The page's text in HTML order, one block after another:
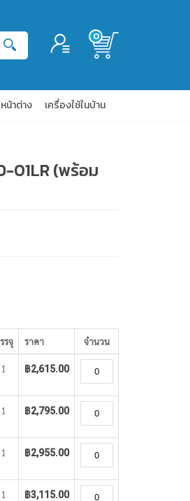
าสู่ระบบ
0
น้าต่าง เครื่องใช้ในบ้าน
01LR (พร้อม
รจุ ราคา จำนวน
1 ฿2,615.00
1 ฿2,795.00
1 ฿2,955.00
1 ฿3,115.00